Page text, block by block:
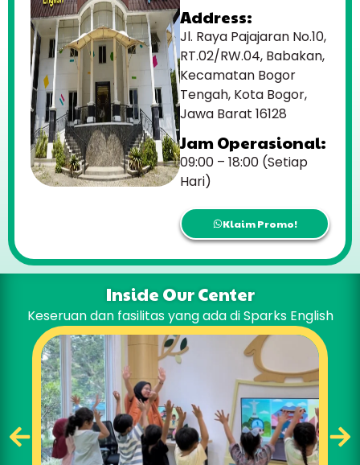
Address:
Jl. Raya Pajajaran No.10,
RT.02/RW.04, Babakan,
Kecamatan Bogor
Tengah, Kota Bogor,
Jawa Barat 16128
Jam Operasional:
09:00 – 18:00 (Setiap
Hari)
Klaim Promo!
Inside Our Center
Keseruan dan fasilitas yang ada di Sparks English